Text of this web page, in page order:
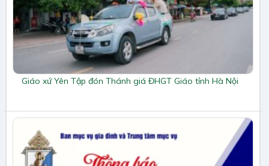
Giáo xứ Yên Tập đón Thánh giá ĐHGT Giáo tỉnh Hà Nội